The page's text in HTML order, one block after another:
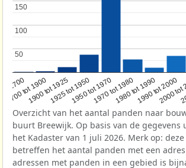
1700
1700 tot 1900
1900 tot 19251925 tot 19501950 tot 19701970 tot 19801980 tot 19901990 tot 2000
2000
50
50
100
100
150
150
Overzicht van het aantal panden naar
buurt Breewijk. Op basis van de gegevens
het Kadaster van 1 juli 2026. Merk op:
betreffen het aantal panden met een
adressen met panden in een gebied is